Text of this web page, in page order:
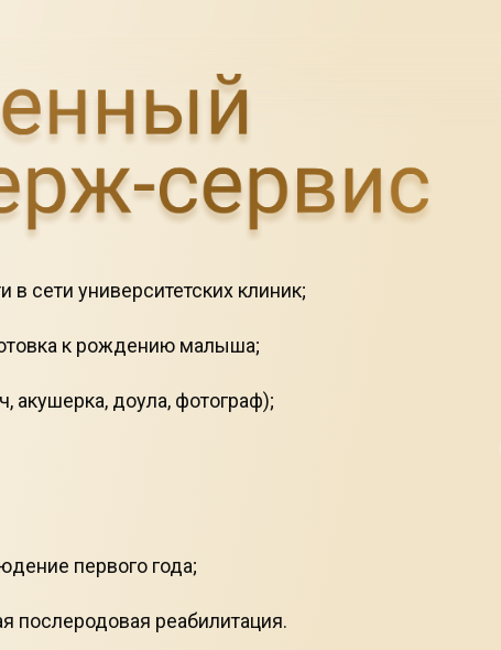
сети университетских клиник;
к рождению малыша;
акушерка, доула, фотограф);
первого года;
послеродовая реабилитация.